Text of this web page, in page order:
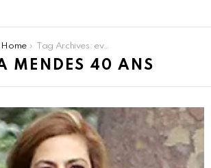
Home Tag Archives: eva mendes 40 ans
MENDES 40 ANS